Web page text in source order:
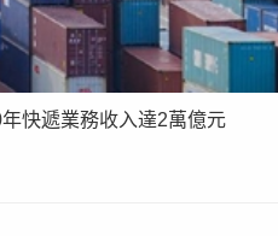
快遞業務收入達2萬億元